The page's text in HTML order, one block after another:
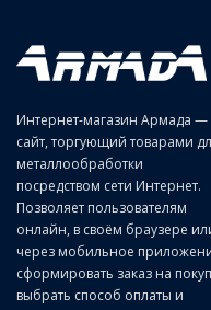
Серия:
Материал:
Класс точности:
Угол наклона спирали:
Интернет-магазин Армада —
сайт, торгующий товарами
металлообработки
посредством сети Интернет.
Позволяет пользователям
онлайн, в своём браузере
через мобильное
сформировать заказ на
выбрать способ оплаты и